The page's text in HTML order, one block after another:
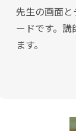
先生の画面
ードです。
ます。